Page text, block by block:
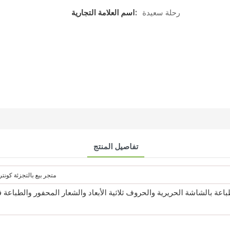
اسم العلامة التجارية:
رحلة سعيدة
تفاصيل المنتج
متجر بيع بالتجزئة كونترتوب الفاكهة الخشبية&رف عرض الخضار
بالشاشة الحريرية والحروف ثلاثية الأبعاد والشعار المحفور